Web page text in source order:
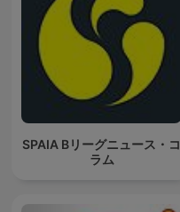
SPAIA Bリーグニュース・コ
ラム